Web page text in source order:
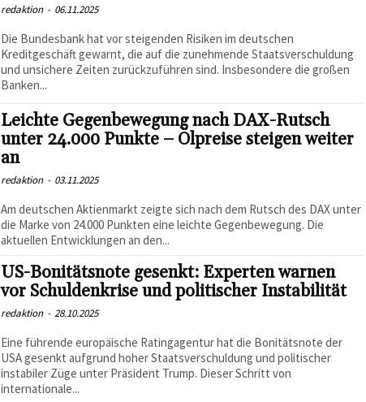
redaktion - 06.11.2025
Die Bundesbank hat vor steigenden Risiken im deutschen
Kreditgeschäft gewarnt, die auf die zunehmende Staatsverschuldung
und unsichere Zeiten zurückzuführen sind. Insbesondere die großen
Banken...
Leichte Gegenbewegung nach DAX-Rutsch
unter 24.000 Punkte – Ölpreise steigen weiter
an
redaktion - 03.11.2025
Am deutschen Aktienmarkt zeigte sich nach dem Rutsch des DAX unter
die Marke von 24.000 Punkten eine leichte Gegenbewegung. Die
aktuellen Entwicklungen an den...
US-Bonitätsnote gesenkt: Experten warnen
vor Schuldenkrise und politischer Instabilität
redaktion - 28.10.2025
Eine führende europäische Ratingagentur hat die Bonitätsnote der
USA gesenkt aufgrund hoher Staatsverschuldung und politischer
instabiler Züge unter Präsident Trump. Dieser Schritt von
internationale...